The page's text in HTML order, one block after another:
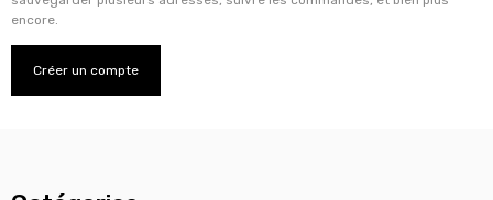
encore.
Créer un compte